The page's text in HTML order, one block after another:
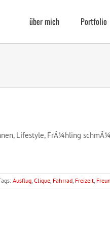
über mich Portfolio
Lifestyle, FrÃ¼hling
Ausflug, Clique, Fahrrad, Freizeit,